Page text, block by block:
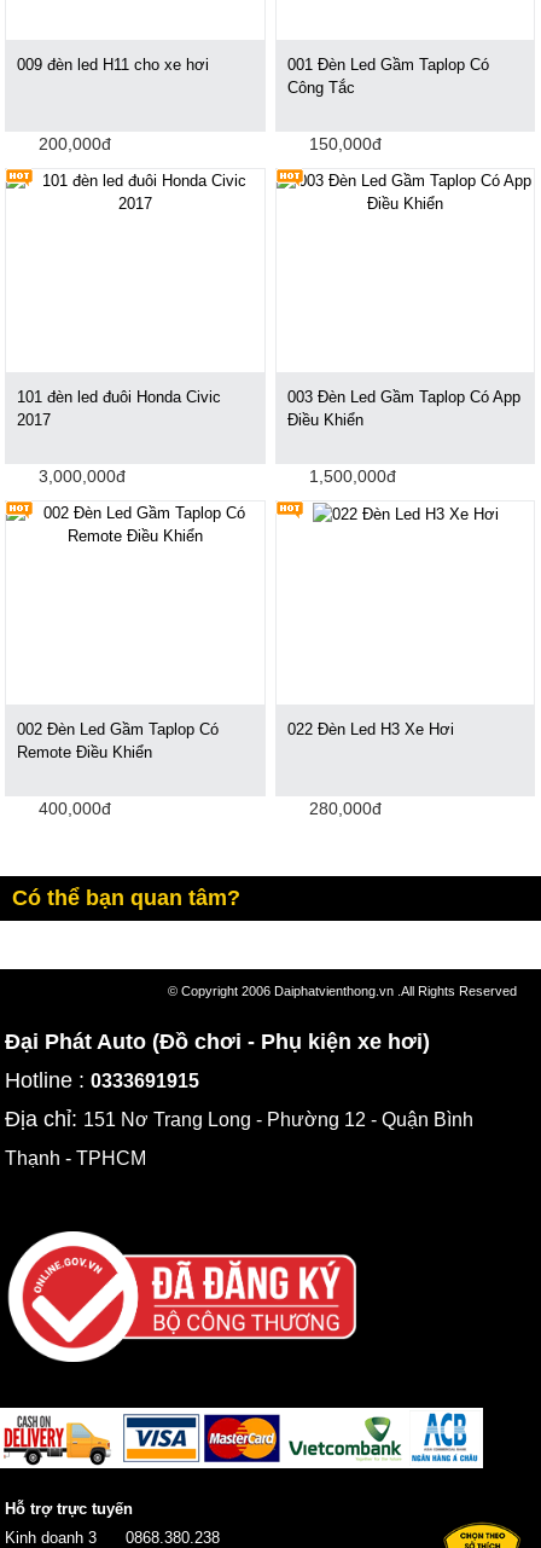
009 đèn led H11 cho xe hơi
200,000đ
001 Đèn Led Gầm Taplop Có
Công Tắc
150,000đ
101 đèn led đuôi Honda Civic
2017
3,000,000đ
003 Đèn Led Gầm Taplop Có App
Điều Khiển
1,500,000đ
002 Đèn Led Gầm Taplop Có
Remote Điều Khiển
400,000đ
022 Đèn Led H3 Xe Hơi
280,000đ
Có thể bạn quan tâm?
© Copyright 2006 Daiphatvienthong.vn .All Rights Reserved
Đại Phát Auto (Đồ chơi - Phụ kiện xe hơi)
Hotline :0333691915
Địa chỉ: 151 Nơ Trang Long - Phường 12 - Quận Bình
Thạnh - TPHCM
Hỗ trợ trực tuyến
Kinh doanh 3
0868.380.238